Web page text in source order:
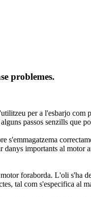
problemes.
per a l'esbarjo
passos senzills que
s'emmagatzema
importants al
foraborda. L'oli s'ha
tal com s'especifica al